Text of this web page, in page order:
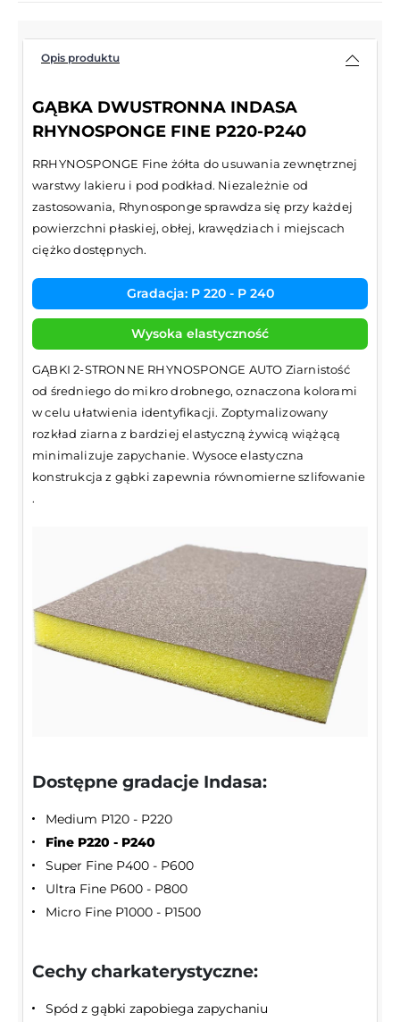
Opis produktu
GĄBKA DWUSTRONNA INDASA
RHYNOSPONGE FINE P220-P240
RRHYNOSPONGE Fine żółta do usuwania zewnętrznej
warstwy lakieru i pod podkład. Niezależnie od
zastosowania, Rhynosponge sprawdza się przy każdej
powierzchni płaskiej, obłej, krawędziach i miejscach
ciężko dostępnych.
Gradacja: P 220 - P 240
Wysoka elastyczność
GĄBKI 2-STRONNE RHYNOSPONGE AUTO Ziarnistość
od średniego do mikro drobnego, oznaczona kolorami
w celu ułatwienia identyfikacji. Zoptymalizowany
rozkład ziarna z bardziej elastyczną żywicą wiążącą
minimalizuje zapychanie. Wysoce elastyczna
konstrukcja z gąbki zapewnia równomierne szlifowanie
.
Dostępne gradacje Indasa:
Medium P120 - P220
Fine P220 - P240
Super Fine P400 - P600
Ultra Fine P600 - P800
Micro Fine P1000 - P1500
Cechy charkaterystyczne:
Spód z gąbki zapobiega zapychaniu